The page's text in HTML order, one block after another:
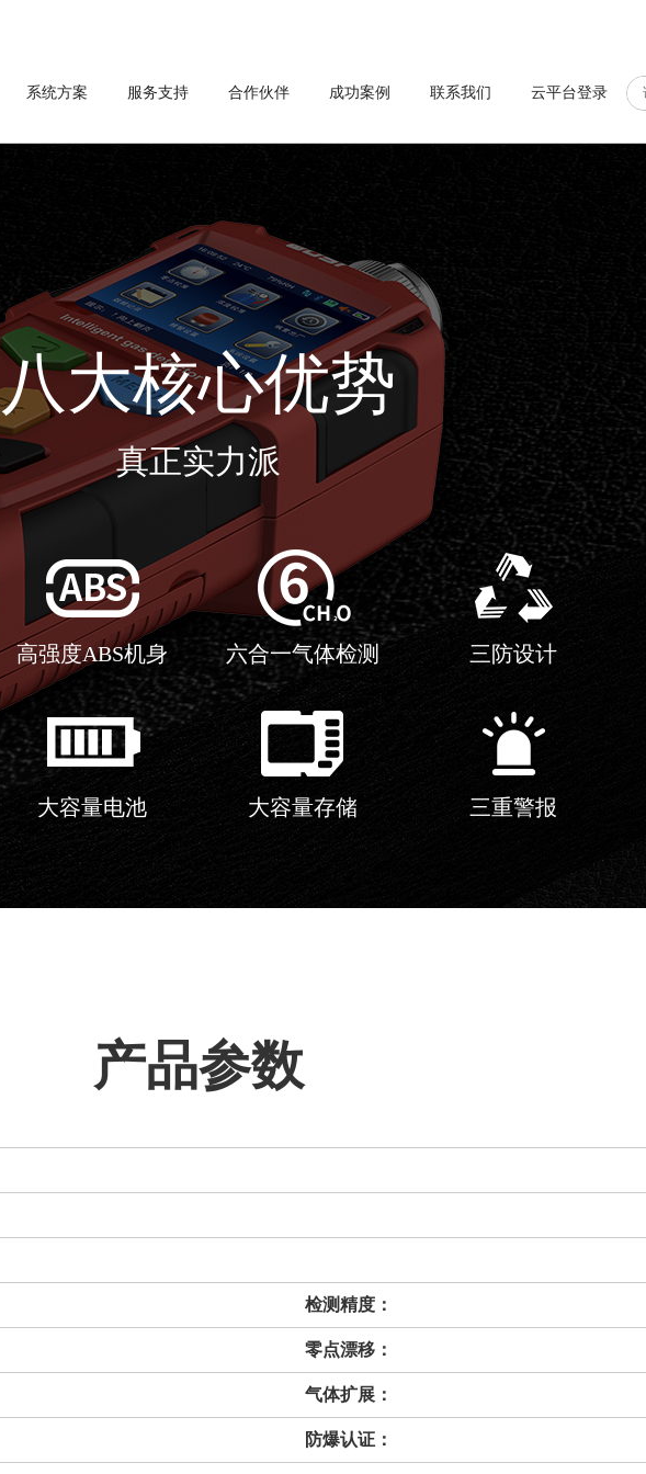
系统方案 服务支持 合作伙伴 成功案例 联系我们 云平台登录
八大核心优势
真正实力派
高强度ABS机身 六合一气体检测 三防设计
大容量电池 大容量存储 三重警报
产品参数
检测精度：
零点漂移：
气体扩展：
防爆认证：